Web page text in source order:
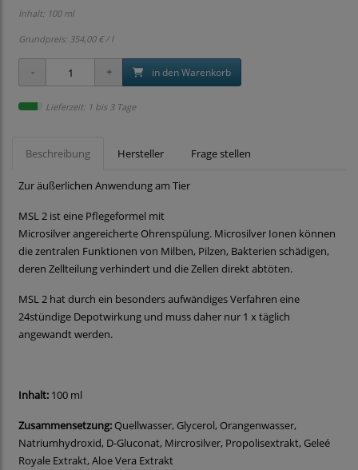
Inhalt: 100 ml
Grundpreis: 354,00 € / l
in den Warenkorb
Lieferzeit: 1 bis 3 Tage
Beschreibung Hersteller Frage stellen
Zur äußerlichen Anwendung am Tier
MSL 2 ist eine Pflegeformel mit
Microsilver angereicherte Ohrenspülung. Microsilver Ionen können
die zentralen Funktionen von Milben, Pilzen, Bakterien schädigen,
deren Zellteilung verhindert und die Zellen direkt abtöten.
MSL 2 hat durch ein besonders aufwändiges Verfahren eine
24stündige Depotwirkung und muss daher nur 1 x täglich
angewandt werden.
Inhalt: 100 ml
Zusammensetzung:Quellwasser, Glycerol, Orangenwasser,
Natriumhydroxid, D-Gluconat, Mircrosilver, Propolisextrakt, Geleé
Royale Extrakt, Aloe Vera Extrakt